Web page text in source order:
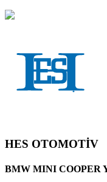
HES OTOMOTİV
BMW MINI COOPER